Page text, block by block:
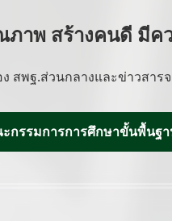
ภาพ สร้างคนดี มีค
สพฐ.ส่วนกลางและข่าวสาร
กรรมการการศึกษาขั้นพื้นฐ